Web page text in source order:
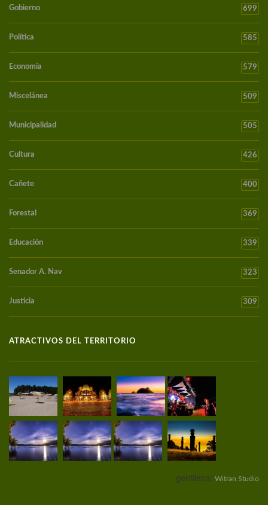
Gobierno 699
Política 585
Economía 579
Miscelánea 509
Municipalidad 505
Cultura 426
Cañete 400
Forestal 369
Educación 339
Senador A. Nav 323
Justicia 309
ATRACTIVOS DEL TERRITORIO
gentileza: Witran Studio